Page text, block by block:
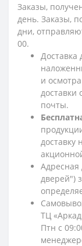
Заказы,
день. Заказы,
дни,
00.
Доставка
и
доставки
почты.
доставку
Адресная
дверей")
ТЦ
Птн с